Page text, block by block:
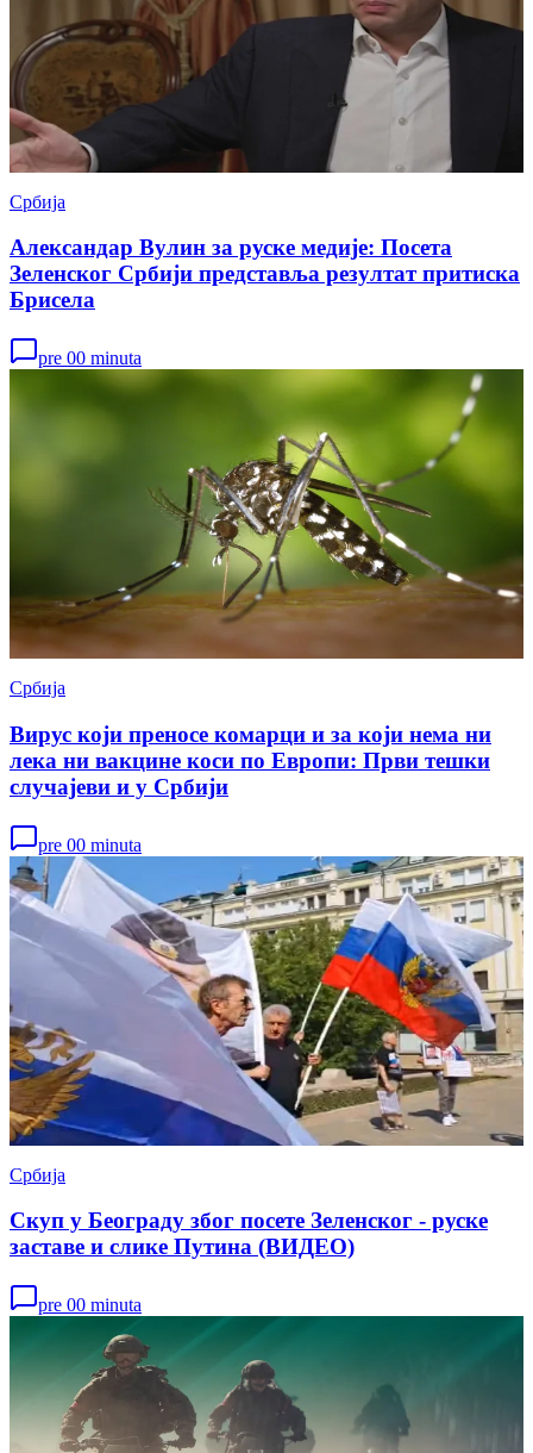
Србија
Александар Вулин за руске медије: Посета
Зеленског Србији представља резултат притиска
Брисела
pre 00 minuta
Србија
Вирус који преносе комарци и за који нема ни
лека ни вакцине коси по Европи: Први тешки
случајеви и у Србији
pre 00 minuta
Србија
Скуп у Београду због посете Зеленског - руске
заставе и слике Путина (ВИДЕО)
pre 00 minuta